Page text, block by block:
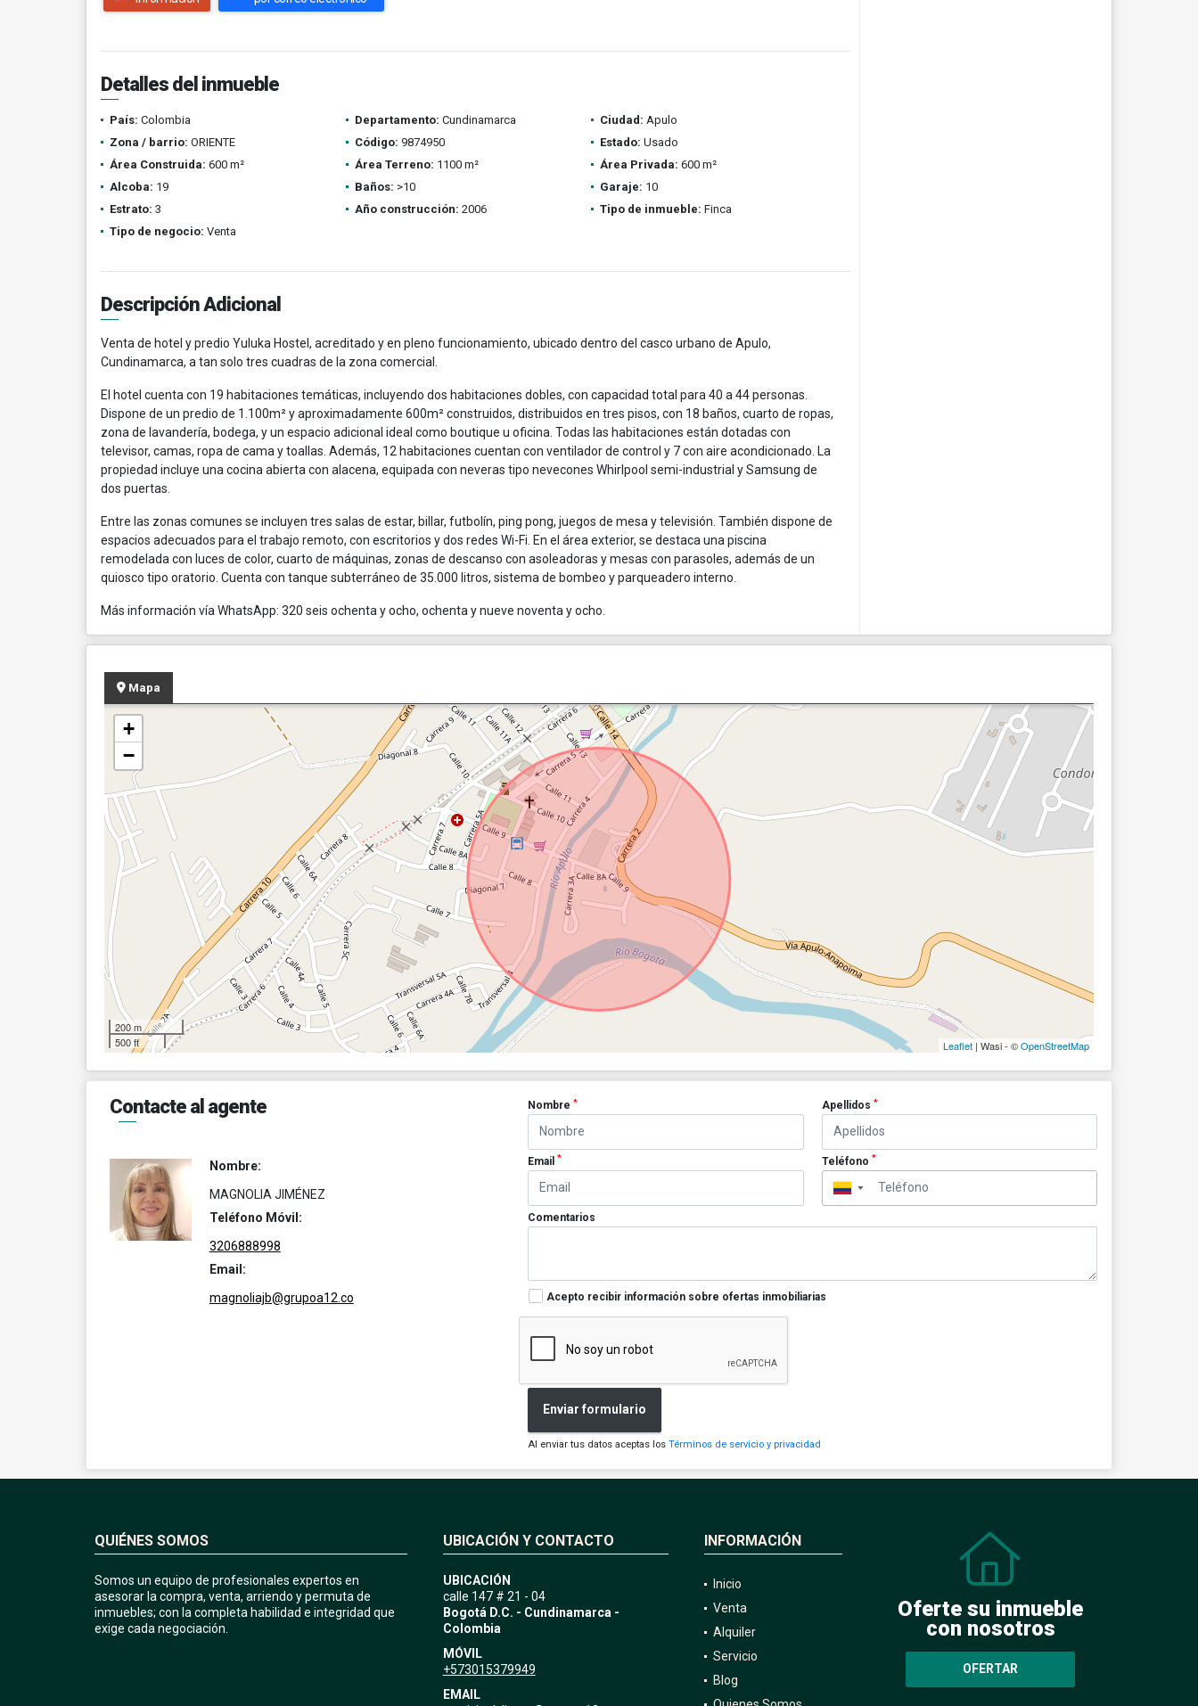
Detalles del inmueble
País: Colombia Departamento: Cundinamarca Ciudad: Apulo
Zona / barrio: ORIENTE Código: 9874950 Estado: Usado
Área Construida: 600 m² Área Terreno: 1100 m² Área Privada: 600 m²
Alcoba: 19 Baños: >10 Garaje: 10
Estrato: 3 Año construcción: 2006 Tipo de inmueble: Finca
Tipo de negocio: Venta
Descripción Adicional
Venta de hotel y predio Yuluka Hostel, acreditado y en pleno funcionamiento, ubicado dentro del casco urbano de Apulo,
Cundinamarca, a tan solo tres cuadras de la zona comercial.
El hotel cuenta con 19 habitaciones temáticas, incluyendo dos habitaciones dobles, con capacidad total para 40 a 44 personas.
Dispone de un predio de 1.100m² y aproximadamente 600m² construidos, distribuidos en tres pisos, con 18 baños, cuarto de ropas,
zona de lavandería, bodega, y un espacio adicional ideal como boutique u oficina. Todas las habitaciones están dotadas con
televisor, camas, ropa de cama y toallas. Además, 12 habitaciones cuentan con ventilador de control y 7 con aire acondicionado. La
propiedad incluye una cocina abierta con alacena, equipada con neveras tipo nevecones Whirlpool semi-industrial y Samsung de
dos puertas.
Entre las zonas comunes se incluyen tres salas de estar, billar, futbolín, ping pong, juegos de mesa y televisión. También dispone de
espacios adecuados para el trabajo remoto, con escritorios y dos redes Wi-Fi. En el área exterior, se destaca una piscina
remodelada con luces de color, cuarto de máquinas, zonas de descanso con asoleadoras y mesas con parasoles, además de un
quiosco tipo oratorio. Cuenta con tanque subterráneo de 35.000 litros, sistema de bombeo y parqueadero interno.
Más información vía WhatsApp: 320 seis ochenta y ocho, ochenta y nueve noventa y ocho.
Mapa
+
−
200 m
500 ft
Leaflet | Wasi - ©OpenStreetMap
Contacte al agente
Nombre:
MAGNOLIA JIMÉNEZ
Teléfono Móvil:
3206888998
Email:
magnoliajb@grupoa12.co
Nombre* Apellidos *
Email* Teléfono *
▼
Comentarios
Acepto recibir información sobre ofertas inmobiliarias
Enviar formulario
Al enviar tus datos aceptas losTérminos de servicio y privacidad
QUIÉNES SOMOS
Somos un equipo de profesionales expertos en
asesorar la compra, venta, arriendo y permuta de
inmuebles; con la completa habilidad e integridad que
exige cada negociación.
UBICACIÓN Y CONTACTO
UBICACIÓN
calle 147 # 21 - 04
Bogotá D.C. - Cundinamarca -
Colombia
MÓVIL
+573015379949
EMAIL
INFORMACIÓN
Inicio
Venta
Alquiler
Servicio
Blog
Oferte su inmueble
con nosotros
OFERTAR